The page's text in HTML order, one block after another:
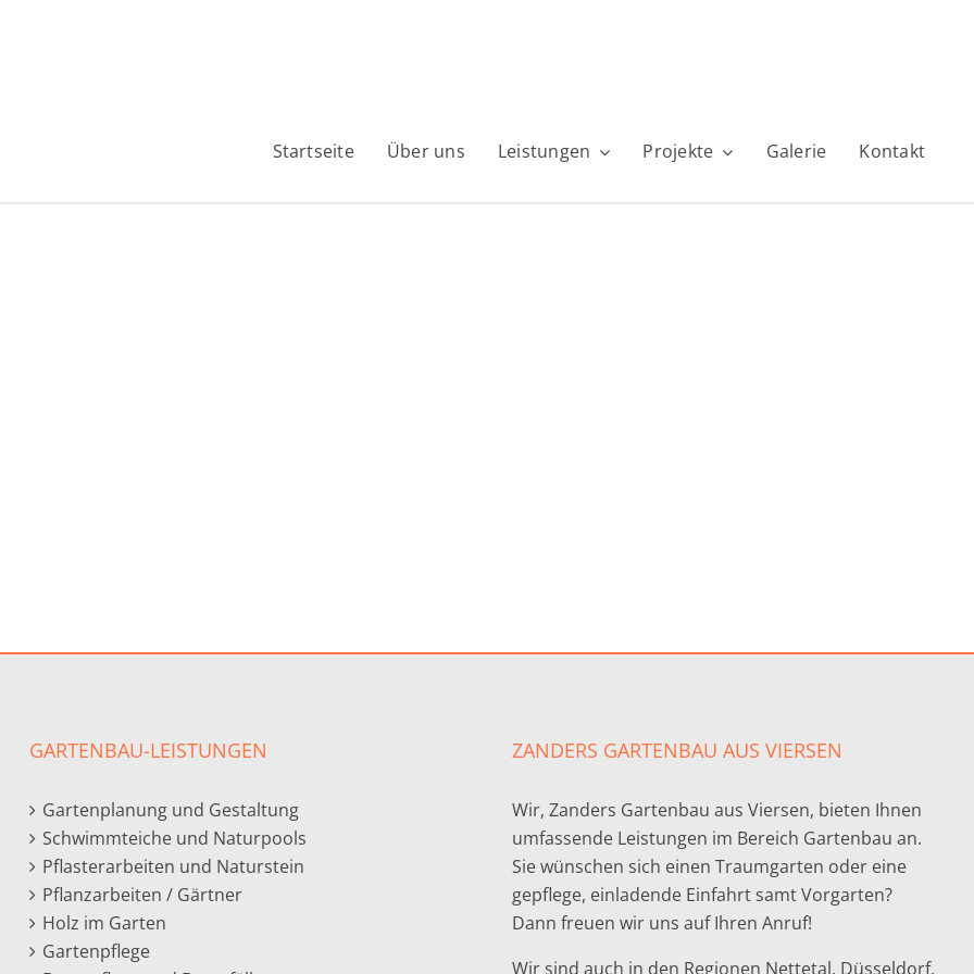
Startseite Über uns Leistungen Projekte Galerie Kontakt
GARTENBAU-LEISTUNGEN
Gartenplanung und Gestaltung
Schwimmteiche und Naturpools
Pflasterarbeiten und Naturstein
Pflanzarbeiten / Gärtner
Holz im Garten
Gartenpflege
ZANDERS GARTENBAU AUS VIERSEN
Wir, Zanders Gartenbau aus Viersen, bieten Ihnen
umfassende Leistungen im Bereich Gartenbau an.
Sie wünschen sich einen Traumgarten oder eine
gepflege, einladende Einfahrt samt Vorgarten?
Dann freuen wir uns auf Ihren Anruf!
Wir sind auch in den Regionen Nettetal, Düsseldorf,